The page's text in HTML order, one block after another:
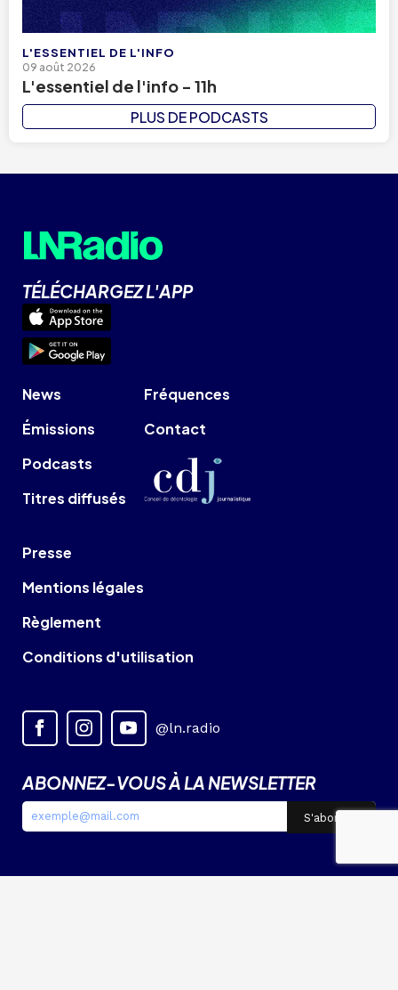
L'ESSENTIEL DE L'INFO
09 août 2026
L'essentiel de l'info - 11h
PLUS DE PODCASTS
TÉLÉCHARGEZ L'APP
News
Émissions
Podcasts
Titres diffusés
Fréquences
Contact
Presse
Mentions légales
Règlement
Conditions d'utilisation
@ln.radio
ABONNEZ-VOUS À LA NEWSLETTER